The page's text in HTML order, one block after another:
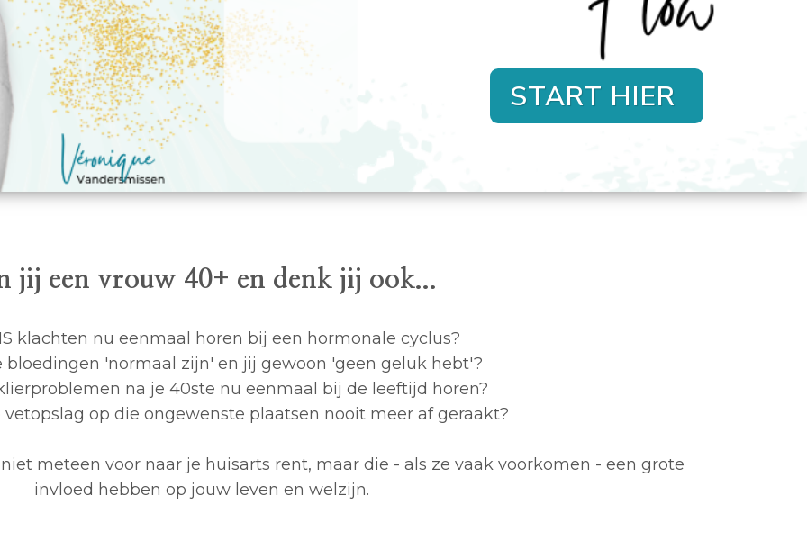
START HIER
jij een vrouw 40+ en denk jij ook...
klachten nu eenmaal horen bij een hormonale cyclus?
bloedingen 'normaal zijn' en jij gewoon 'geen geluk hebt'?
na je 40ste nu eenmaal bij de leeftijd horen?
op die ongewenste plaatsen nooit meer af geraakt?
meteen voor naar je huisarts rent, maar die - als ze vaak voorkomen - een grote
invloed hebben op jouw leven en welzijn.